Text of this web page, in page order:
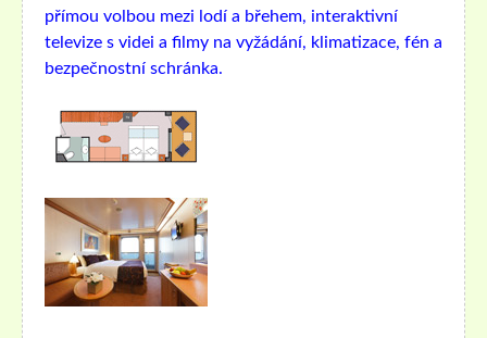
přímou volbou mezi lodí a břehem, interaktivní
televize s videi a filmy na vyžádání, klimatizace, fén a
bezpečnostní schránka.